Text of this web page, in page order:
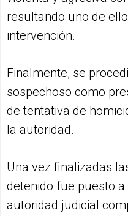
resultando uno de
intervención.
Finalmente, se
sospechoso como
de tentativa de
la autoridad.
Una vez finalizadas
detenido fue puesto a
autoridad judicial